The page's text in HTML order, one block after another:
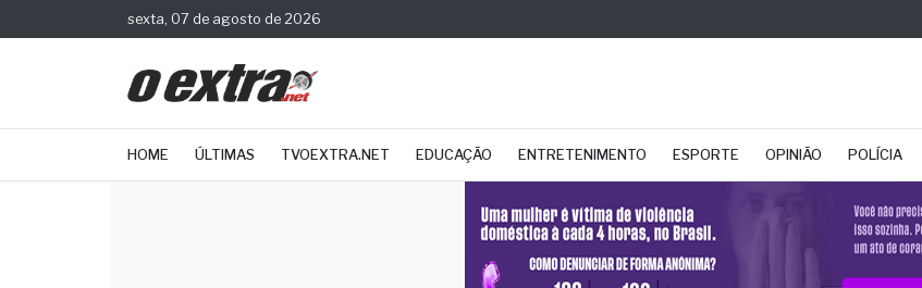
sexta, 07 de agosto de 2026
HOME ÚLTIMAS TVOEXTRA.NET EDUCAÇÃO ENTRETENIMENTO ESPORTE OPINIÃO POLÍCIA